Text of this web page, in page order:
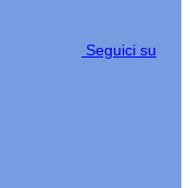
Seguici su